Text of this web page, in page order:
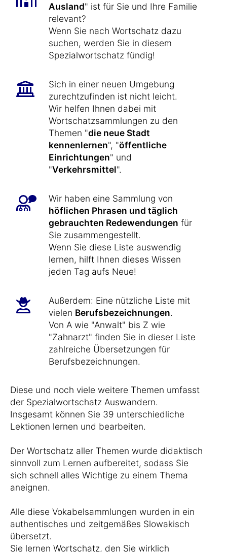
Ausland" ist für Sie und Ihre Familie
relevant?
Wenn Sie nach Wortschatz dazu
suchen, werden Sie in diesem
Spezialwortschatz fündig!
Sich in einer neuen Umgebung
zurechtzufinden ist nicht leicht.
Wir helfen Ihnen dabei mit
Wortschatzsammlungen zu den
Themen "die neue Stadt
kennenlernen", "öffentliche
Einrichtungen" und
"Verkehrsmittel".
Wir haben eine Sammlung von
höflichen Phrasen und täglich
gebrauchten Redewendungen für
Sie zusammengestellt.
Wenn Sie diese Liste auswendig
lernen, hilft Ihnen dieses Wissen
jeden Tag aufs Neue!
Außerdem: Eine nützliche Liste mit
vielen Berufsbezeichnungen.
Von A wie "Anwalt" bis Z wie
"Zahnarzt" finden Sie in dieser Liste
zahlreiche Übersetzungen für
Berufsbezeichnungen.
Diese und noch viele weitere Themen umfasst
der Spezialwortschatz Auswandern.
Insgesamt können Sie 39 unterschiedliche
Lektionen lernen und bearbeiten.
Der Wortschatz aller Themen wurde didaktisch
sinnvoll zum Lernen aufbereitet, sodass Sie
sich schnell alles Wichtige zu einem Thema
aneignen.
Alle diese Vokabelsammlungen wurden in ein
authentisches und zeitgemäßes Slowakisch
übersetzt.
Sie lernen Wortschatz, den Sie wirklich